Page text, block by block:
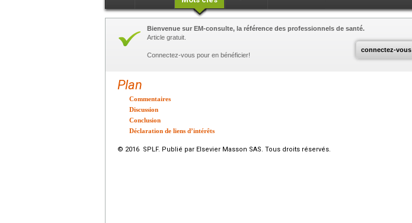
connectez-vous
Bienvenue sur EM-consulte, la référence des professionnels de santé.
Article gratuit.
Connectez-vous pour en bénéficier!
Plan
Commentaires
Discussion
Conclusion
Déclaration de liens d’intérêts
© 2016 SPLF. Publié par Elsevier Masson SAS. Tous droits réservés.